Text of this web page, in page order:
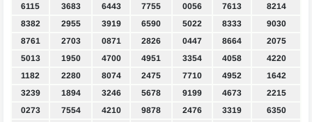
6115
3683 6443 7755 0056 7613
8214
8382
2955 3919 6590 5022 8333
9030
8761
2703 0871 2826 0447 8664
2075
5013
1950 4700 4951 3354 4058
4220
1182
2280 8074 2475 7710 4952
1642
3239
1894 3246 5678 9199 4673
2215
0273
7554 4210 9878 2476 3319
6350